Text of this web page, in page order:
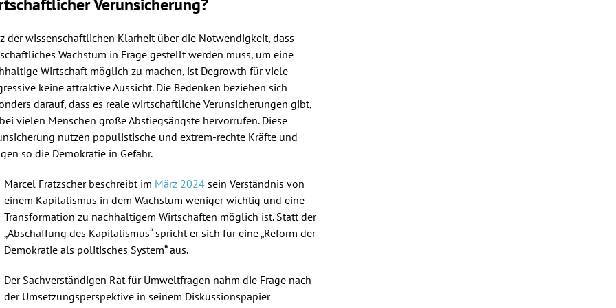
der wissenschaftlichen Klarheit über die Notwendigkeit, dass
Wachstum in Frage gestellt werden muss, um eine
Wirtschaft möglich zu machen, ist Degrowth für viele
keine attraktive Aussicht. Die Bedenken beziehen sich
darauf, dass es reale wirtschaftliche Verunsicherungen gibt,
vielen Menschen große Abstiegsängste hervorrufen. Diese
nutzen populistische und extrem-rechte Kräfte und
so die Demokratie in Gefahr.
Marcel Fratzscher beschreibt im März 2024 sein Verständnis von
einem Kapitalismus in dem Wachstum weniger wichtig und eine
Transformation zu nachhaltigem Wirtschaften möglich ist. Statt der
„Abschaffung des Kapitalismus“ spricht er sich für eine „Reform der
Demokratie als politisches System“ aus.
Der Sachverständigen Rat für Umweltfragen nahm die Frage nach
der Umsetzungsperspektive in seinem Diskussionspapier